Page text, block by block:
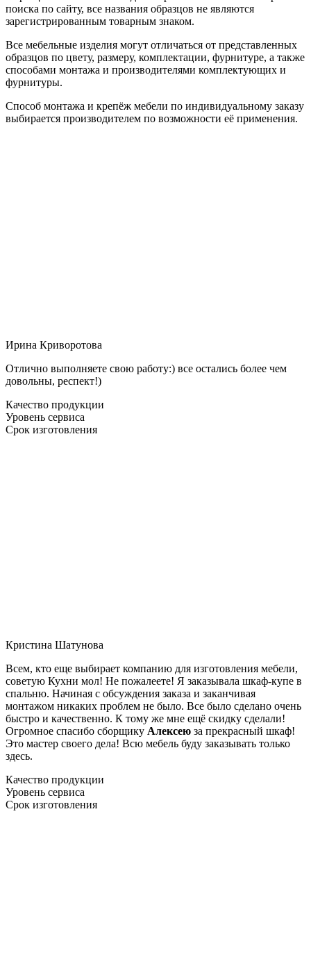
поиска по сайту, все названия образцов не являются
зарегистрированным товарным знаком.
Все мебельные изделия могут отличаться от представленных
образцов по цвету, размеру, комплектации, фурнитуре, а также
способами монтажа и производителями комплектующих и
фурнитуры.
Способ монтажа и крепёж мебели по индивидуальному заказу
выбирается производителем по возможности её применения.
Ирина Криворотова
Отлично выполняете свою работу:) все остались более чем
довольны, респект!)
Качество продукции
Уровень сервиса
Срок изготовления
Кристина Шатунова
Всем, кто еще выбирает компанию для изготовления мебели,
советую Кухни мол! Не пожалеете! Я заказывала шкаф-купе в
спальню. Начиная с обсуждения заказа и заканчивая
монтажом никаких проблем не было. Все было сделано очень
быстро и качественно. К тому же мне ещё скидку сделали!
Огромное спасибо сборщику Алексею за прекрасный шкаф!
Это мастер своего дела! Всю мебель буду заказывать только
здесь.
Качество продукции
Уровень сервиса
Срок изготовления